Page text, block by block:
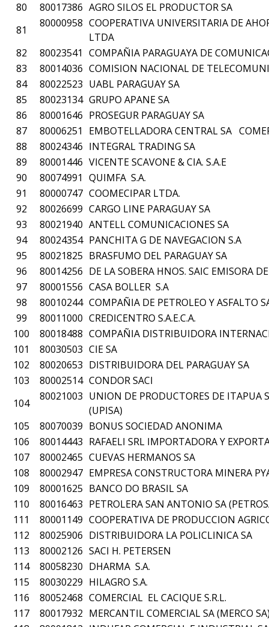
80 80017386 AGRO SILOS EL PRODUCTOR SA
81
80000958 COOPERATIVA UNIVERSITARIA DE
LTDA
82
80023541 COMPAÑIA PARAGUAYA DE
83
80014036 COMISION NACIONAL DE
84
80022523 UABL PARAGUAY SA
85
80023134 GRUPO APANE SA
86
80001646 PROSEGUR PARAGUAY SA
87
80006251
EMBOTELLADORA CENTRAL SA
88
80024346 INTEGRAL TRADING SA
89
80001446 VICENTE SCAVONE & CIA. S.A.E
90
80074991 QUIMFA S.A.
91
80000747 COOMECIPAR LTDA.
92
80026699 CARGO LINE PARAGUAY SA
93
80021940 ANTELL COMUNICACIONES SA
94
80024354 PANCHITA G DE NAVEGACION S.A
95
80021825 BRASFUMO DEL PARAGUAY SA
96
80014256 DE LA SOBERA HNOS. SAIC EMISORA
97
80001556 CASA BOLLER S.A
98
80010244 COMPAÑIA DE PETROLEO Y ASFALTO
99
80011000 CREDICENTRO S.A.E.C.A.
100
80018488 COMPAÑIA DISTRIBUIDORA
101
80030503 CIE SA
102
80020653 DISTRIBUIDORA DEL PARAGUAY SA
103
80002514 CONDOR SACI
104
80021003 UNION DE PRODUCTORES DE ITAPUA
(UPISA)
105
80070039 BONUS SOCIEDAD ANONIMA
106
80014443 RAFAELI SRL IMPORTADORA Y
107
80002465 CUEVAS HERMANOS SA
108
80002947 EMPRESA CONSTRUCTORA MINERA
109
80001625 BANCO DO BRASIL SA
110
80016463 PETROLERA SAN ANTONIO SA
111
80001149 COOPERATIVA DE PRODUCCION
112
80025906 DISTRIBUIDORA LA POLICLINICA SA
113
80002126 SACI H. PETERSEN
114
80058230 DHARMA S.A.
115
80030229 HILAGRO S.A.
116
80052468 COMERCIAL EL CACIQUE S.R.L.
117
80017932 MERCANTIL COMERCIAL SA (MERCO